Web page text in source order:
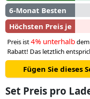
6-Monat Besten
Höchsten Preis je
Preis ist4% unterhalb
Rabatt! Das letztlich
Fügen Sie dieses
Set Preis pro